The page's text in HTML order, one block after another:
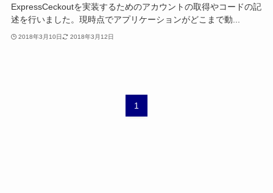
ExpressCeckoutを実装するためのアカウントの取得やコードの記
述を行いました。現時点でアプリケーションがどこまで動...
2018年3月10日 2018年3月12日
1